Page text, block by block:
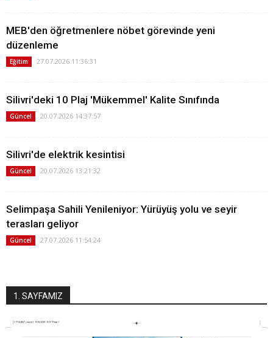
MEB'den öğretmenlere nöbet görevinde yeni
düzenleme
Eğitim 27.07.2026 11:36:31
Silivri'deki 10 Plaj 'Mükemmel' Kalite Sınıfında
Güncel 20.07.2026 14:37:57
Silivri'de elektrik kesintisi
Güncel 20.07.2026 13:21:32
Selimpaşa Sahili Yenileniyor: Yürüyüş yolu ve seyir
terasları geliyor
Güncel 27.07.2026 11:54:24
1. SAYFAMIZ